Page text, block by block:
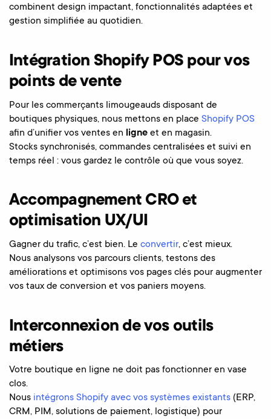
combinent design impactant, fonctionnalités adaptées et
gestion simplifiée au quotidien.
Intégration Shopify POS pour vos
points de vente
Pour les commerçants limougeauds disposant de
boutiques physiques, nous mettons en place Shopify POS
afin d’unifier vos ventes en ligne et en magasin.
Stocks synchronisés, commandes centralisées et suivi en
temps réel : vous gardez le contrôle où que vous soyez.
Accompagnement CRO et
optimisation UX/UI
Gagner du trafic, c’est bien. Le convertir, c’est mieux.
Nous analysons vos parcours clients, testons des
améliorations et optimisons vos pages clés pour augmenter
vos taux de conversion et vos paniers moyens.
Interconnexion de vos outils
métiers
Votre boutique en ligne ne doit pas fonctionner en vase
clos.
Nous intégrons Shopify avec vos systèmes existants (ERP,
CRM, PIM, solutions de paiement, logistique) pour